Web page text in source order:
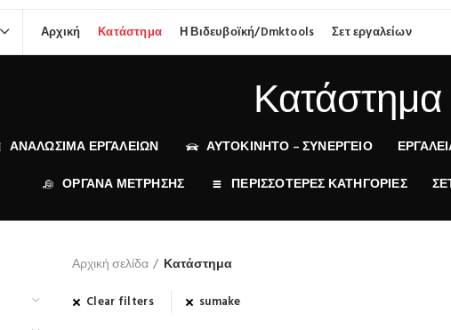
Αρχική Κατάστημα Η Βιδευβοϊκή/Dmktools Σετ εργαλείων
Κατάστημα
ΑΝΑΛΩΣΙΜΑ ΕΡΓΑΛΕΙΩΝ ΑΥΤΟΚΙΝΗΤΟ – ΣΥΝΕΡΓΕΙΟ
ΟΡΓΑΝΑ ΜΕΤΡΗΣΗΣ
ΠΕΡΙΣΣΟΤΕΡΕΣ ΚΑΤΗΓΟΡΙΕΣ
Αρχική σελίδα Κατάστημα
Clear filters sumake